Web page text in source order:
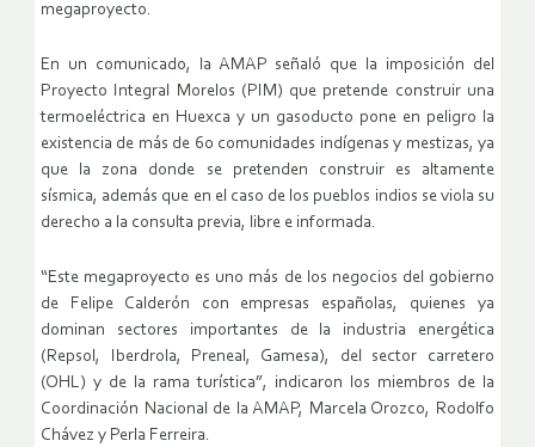
megaproyecto.
En un comunicado, la AMAP señaló que la imposición del
Proyecto Integral Morelos (PIM) que pretende construir una
termoeléctrica en Huexca y un gasoducto pone en peligro la
existencia de más de 60 comunidades indígenas y mestizas, ya
que la zona donde se pretenden construir es altamente
sísmica, además que en el caso de los pueblos indios se viola su
derecho a la consulta previa, libre e informada.
“Este megaproyecto es uno más de los negocios del gobierno
de Felipe Calderón con empresas españolas, quienes ya
dominan sectores importantes de la industria energética
(Repsol, Iberdrola, Preneal, Gamesa), del sector carretero
(OHL) y de la rama turística”, indicaron los miembros de la
Coordinación Nacional de la AMAP, Marcela Orozco, Rodolfo
Chávez y Perla Ferreira.